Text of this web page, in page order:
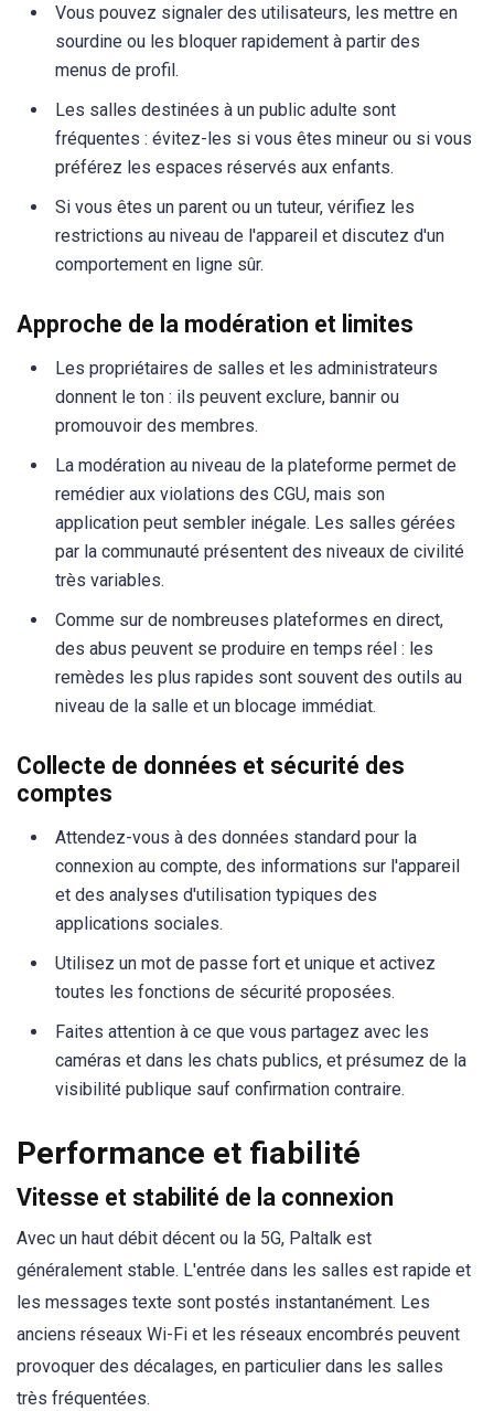
Vous pouvez signaler des utilisateurs, les mettre en
sourdine ou les bloquer rapidement à partir des
menus de profil.
Les salles destinées à un public adulte sont
fréquentes : évitez-les si vous êtes mineur ou si vous
préférez les espaces réservés aux enfants.
Si vous êtes un parent ou un tuteur, vérifiez les
restrictions au niveau de l'appareil et discutez d'un
comportement en ligne sûr.
Approche de la modération et limites
Les propriétaires de salles et les administrateurs
donnent le ton : ils peuvent exclure, bannir ou
promouvoir des membres.
La modération au niveau de la plateforme permet de
remédier aux violations des CGU, mais son
application peut sembler inégale. Les salles gérées
par la communauté présentent des niveaux de civilité
très variables.
Comme sur de nombreuses plateformes en direct,
des abus peuvent se produire en temps réel : les
remèdes les plus rapides sont souvent des outils au
niveau de la salle et un blocage immédiat.
Collecte de données et sécurité des
comptes
Attendez-vous à des données standard pour la
connexion au compte, des informations sur l'appareil
et des analyses d'utilisation typiques des
applications sociales.
Utilisez un mot de passe fort et unique et activez
toutes les fonctions de sécurité proposées.
Faites attention à ce que vous partagez avec les
caméras et dans les chats publics, et présumez de la
visibilité publique sauf confirmation contraire.
Performance et fiabilité
Vitesse et stabilité de la connexion
Avec un haut débit décent ou la 5G, Paltalk est
généralement stable. L'entrée dans les salles est rapide et
les messages texte sont postés instantanément. Les
anciens réseaux Wi-Fi et les réseaux encombrés peuvent
provoquer des décalages, en particulier dans les salles
très fréquentées.